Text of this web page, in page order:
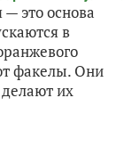
это основа
в
факелы. Они
их